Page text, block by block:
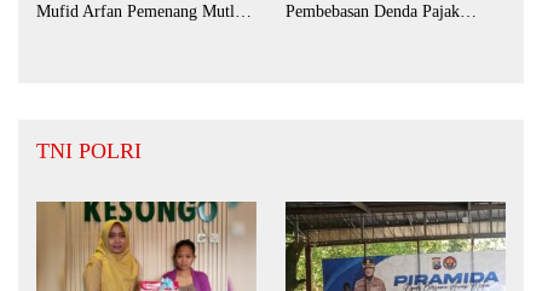
Mufid Arfan Pemenang Mutlak
Pembebasan Denda Pajak
TNI POLRI